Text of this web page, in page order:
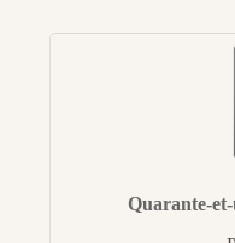
Quarante-